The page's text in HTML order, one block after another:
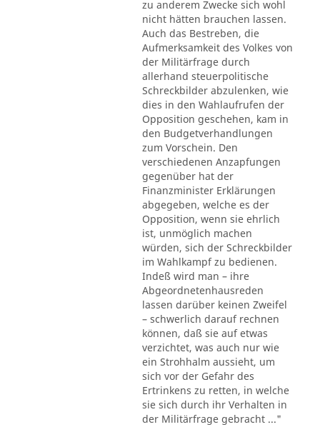
zu anderem Zwecke sich wohl
nicht hätten brauchen lassen.
Auch das Bestreben, die
Aufmerksamkeit des Volkes von
der Militärfrage durch
allerhand steuerpolitische
Schreckbilder abzulenken, wie
dies in den Wahlaufrufen der
Opposition geschehen, kam in
den Budgetverhandlungen
zum Vorschein. Den
verschiedenen Anzapfungen
gegenüber hat der
Finanzminister Erklärungen
abgegeben, welche es der
Opposition, wenn sie ehrlich
ist, unmöglich machen
würden, sich der Schreckbilder
im Wahlkampf zu bedienen.
Indeß wird man – ihre
Abgeordnetenhausreden
lassen darüber keinen Zweifel
– schwerlich darauf rechnen
können, daß sie auf etwas
verzichtet, was auch nur wie
ein Strohhalm aussieht, um
sich vor der Gefahr des
Ertrinkens zu retten, in welche
sie sich durch ihr Verhalten in
der Militärfrage gebracht ..."